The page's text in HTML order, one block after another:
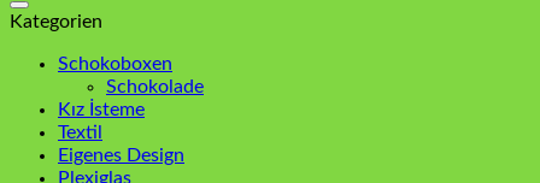
Kategorien
Schokoboxen
Schokolade
Kız İsteme
Textil
Eigenes Design
Plexiglas